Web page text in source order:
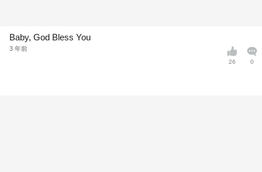
Baby, God Bless You
3 年前
26 0